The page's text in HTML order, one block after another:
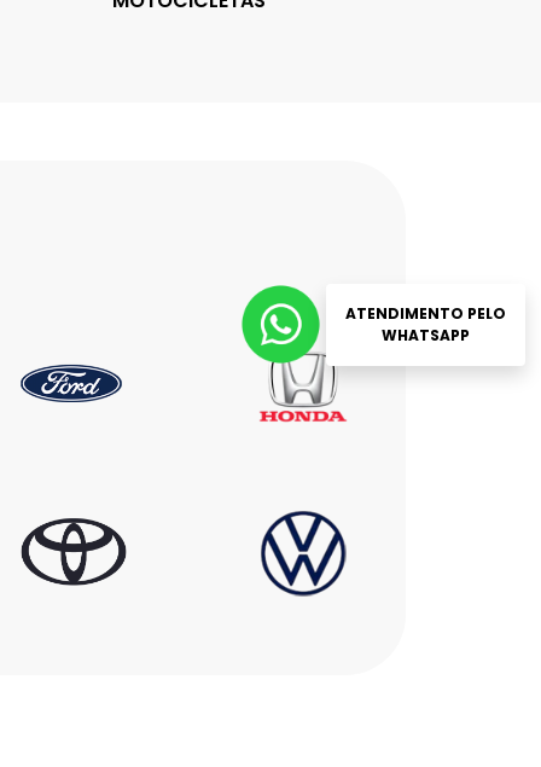
ATENDIMENTO PELO
WHATSAPP